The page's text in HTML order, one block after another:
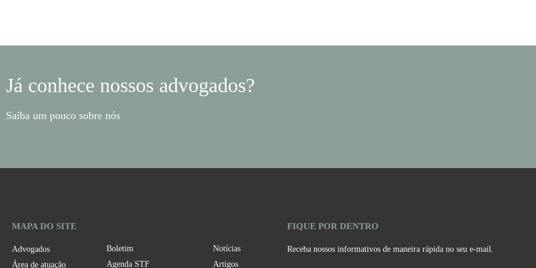
Já conhece nossos advogados?
Saiba um pouco sobre nós
MAPA DO SITE
Advogados
Área de atuação
Boletim
Agenda STF
Notícias
Artigos
FIQUE POR DENTRO
Receba nossos informativos de maneira rápida no seu e-mail.